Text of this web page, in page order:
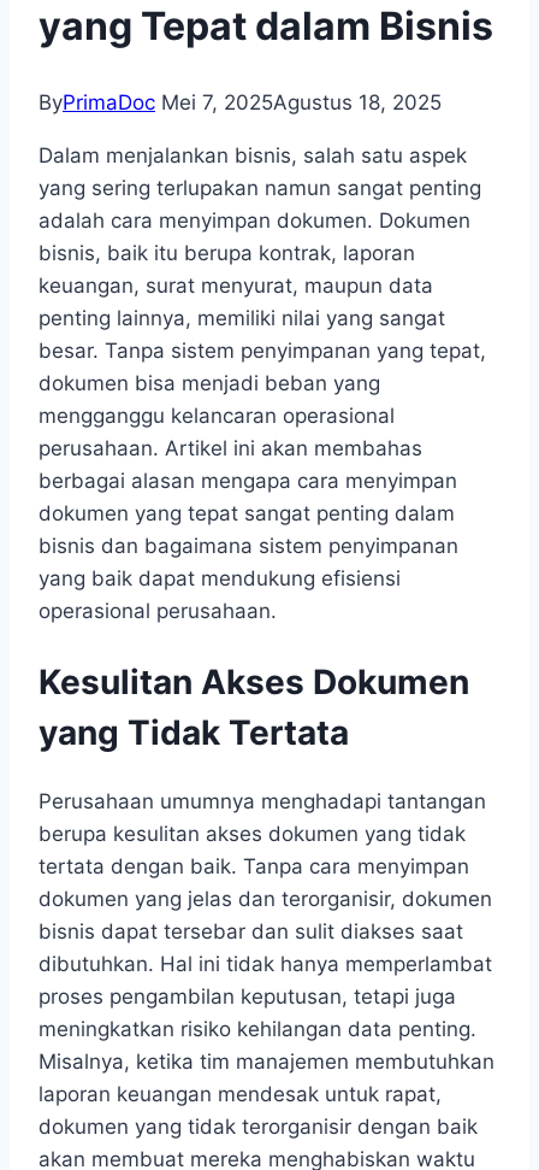
yang Tepat dalam Bisnis
ByPrimaDoc Mei 7, 2025Agustus 18, 2025
Dalam menjalankan bisnis, salah satu aspek
yang sering terlupakan namun sangat penting
adalah cara menyimpan dokumen. Dokumen
bisnis, baik itu berupa kontrak, laporan
keuangan, surat menyurat, maupun data
penting lainnya, memiliki nilai yang sangat
besar. Tanpa sistem penyimpanan yang tepat,
dokumen bisa menjadi beban yang
mengganggu kelancaran operasional
perusahaan. Artikel ini akan membahas
berbagai alasan mengapa cara menyimpan
dokumen yang tepat sangat penting dalam
bisnis dan bagaimana sistem penyimpanan
yang baik dapat mendukung efisiensi
operasional perusahaan.
Kesulitan Akses Dokumen
yang Tidak Tertata
Perusahaan umumnya menghadapi tantangan
berupa kesulitan akses dokumen yang tidak
tertata dengan baik. Tanpa cara menyimpan
dokumen yang jelas dan terorganisir, dokumen
bisnis dapat tersebar dan sulit diakses saat
dibutuhkan. Hal ini tidak hanya memperlambat
proses pengambilan keputusan, tetapi juga
meningkatkan risiko kehilangan data penting.
Misalnya, ketika tim manajemen membutuhkan
laporan keuangan mendesak untuk rapat,
dokumen yang tidak terorganisir dengan baik
akan membuat mereka menghabiskan waktu